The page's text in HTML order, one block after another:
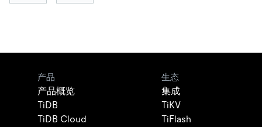
产品
产品概览
TiDB
TiDB Cloud
生态
集成
TiKV
TiFlash